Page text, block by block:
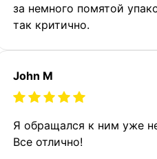
за немного помятой
так критично.
John M
Я обращался к ним уже
Все отлично!